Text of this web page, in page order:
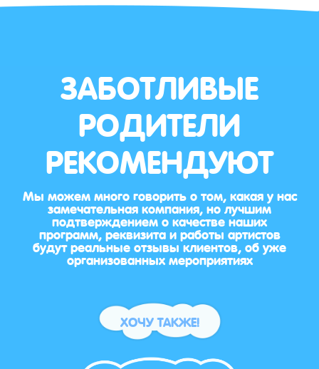
ЗАБОТЛИВЫЕ
РОДИТЕЛИ
РЕКОМЕНДУЮТ
Мы можем много говорить о том, какая у нас
замечательная компания, но лучшим
подтверждением о качестве наших
программ, реквизита и работы артистов
будут реальные отзывы клиентов, об уже
организованных мероприятиях
ХОЧУ ТАКЖЕ!